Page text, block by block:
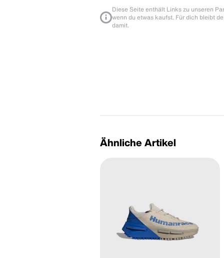
Diese Seite enthält Links zu unseren
wenn du etwas kaufst. Für dich bleibt
damit.
Ähnliche Artikel